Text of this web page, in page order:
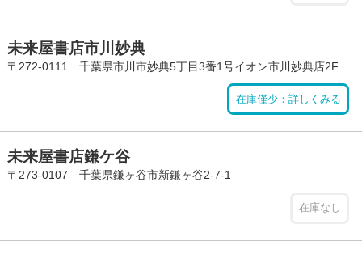
未来屋書店市川妙典
〒272-0111 千葉県市川市妙典5丁目3番1号イオン市川妙典店2F
在庫僅少：詳しくみる
未来屋書店鎌ケ谷
〒273-0107 千葉県鎌ヶ谷市新鎌ヶ谷2-7-1
在庫なし